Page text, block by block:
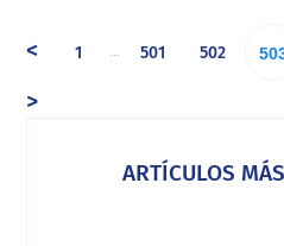
< 1 … 501 502
>
ARTÍCULOS